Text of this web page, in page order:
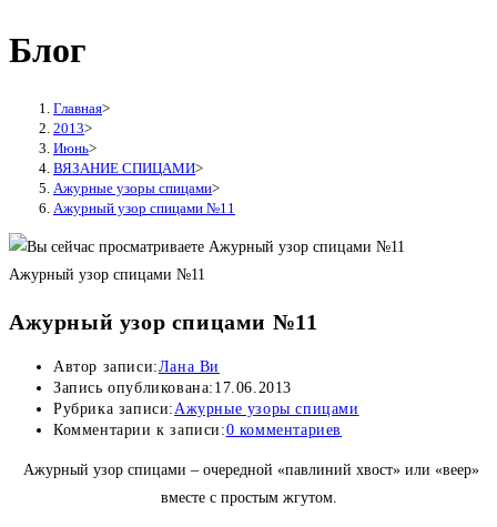
Блог
Главная>
2013>
Июнь>
ВЯЗАНИЕ СПИЦАМИ>
Ажурные узоры спицами>
Ажурный узор спицами №11
Ажурный узор спицами №11
Ажурный узор спицами №11
Автор записи:Лана Ви
Запись опубликована: 17.06.2013
Рубрика записи:Ажурные узоры спицами
Комментарии к записи:0 комментариев
Ажурный узор спицами – очередной «павлиний хвост» или «веер»
вместе с простым жгутом.